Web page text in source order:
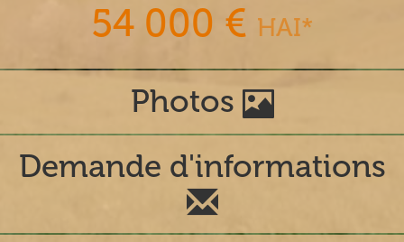
54 000 € HAI*
Photos
Demande d'informations